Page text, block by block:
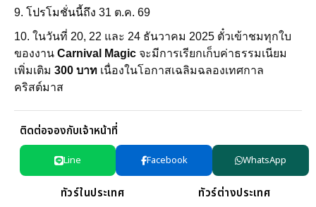
9. โปรโมชั่นนี้ถึง 31 ต.ค. 69
10. ในวันที่ 20, 22 และ 24 ธันวาคม 2025 ตั๋วเข้าชมทุกใบ
ของงาน Carnival Magic จะมีการเรียกเก็บค่าธรรมเนียม
เพิ่มเติม 300 บาท เนื่องในโอกาสเฉลิมฉลองเทศกาล
คริสต์มาส
ติดต่อจองกับเจ้าหน้าที่
Line Facebook WhatsApp
ทัวร์ในประเทศ
ทัวร์ต่างประเทศ